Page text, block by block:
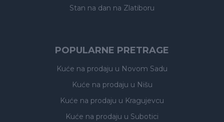
Stan na dan na Zlatiboru
POPULARNE PRETRAGE
Kuće na prodaju u Novom Sadu
Kuće na prodaju u Nišu
Kuće na prodaju u Kragujevcu
Kuće na prodaju u Subotici